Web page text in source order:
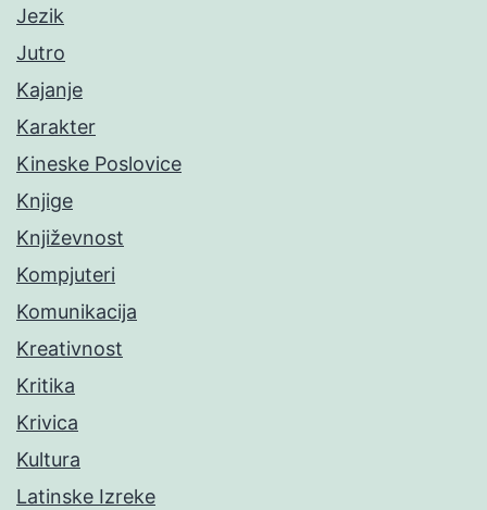
Jezik
Jutro
Kajanje
Karakter
Kineske Poslovice
Knjige
Književnost
Kompjuteri
Komunikacija
Kreativnost
Kritika
Krivica
Kultura
Latinske Izreke